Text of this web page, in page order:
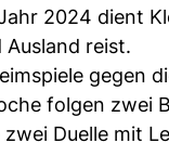
2024 dient
reist.
gegen
folgen zwei
Duelle mit